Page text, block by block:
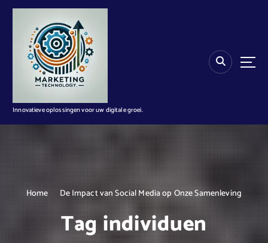
n
Innovatieve oplossingen voor uw digitale groei.
Home De Impact van Social Media op Onze Samenleving
Tag individuen